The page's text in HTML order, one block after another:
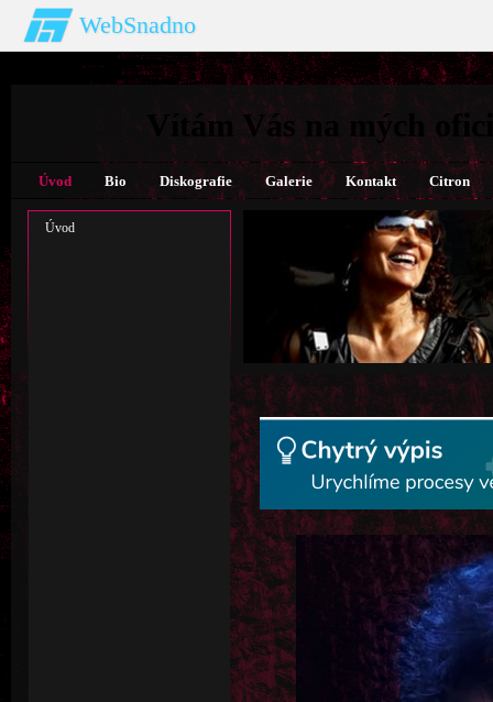
WebSnadno
Vítám Vás na mých
Úvod Bio Diskografie Galerie Kontakt Citron
Úvod